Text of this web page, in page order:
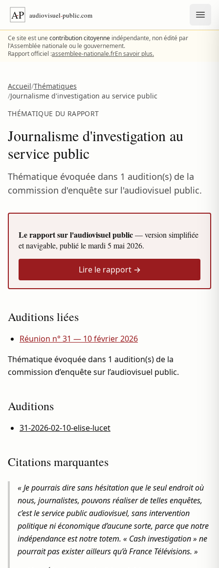
Aller au contenu
Ce site est unecontribution citoyenne indépendante, non édité par
l'Assemblée nationale ou le gouvernement.
Rapport officiel :assemblee-nationale.frEn savoir plus.
Accueil/Thématiques
/Journalisme d'investigation au service public
THÉMATIQUE DU RAPPORT
Journalisme d'investigation au
service public
Thématique évoquée dans 1 audition(s) de la
commission d'enquête sur l'audiovisuel public.
Le rapport sur l'audiovisuel public— version simplifiée
et navigable, publié lemardi 5 mai 2026.
Lire le rapport →
Auditions liées
Réunion n° 31 — 10 février 2026
Thématique évoquée dans 1 audition(s) de la
commission d’enquête sur l’audiovisuel public.
Auditions
31-2026-02-10-elise-lucet
Citations marquantes
« Je pourrais dire sans hésitation que le seul endroit où
nous, journalistes, pouvons réaliser de telles enquêtes,
c’est le service public audiovisuel, sans intervention
politique ni économique d’aucune sorte, parce que notre
indépendance est notre totem. « Cash investigation » ne
pourrait pas exister ailleurs qu’à France Télévisions. »